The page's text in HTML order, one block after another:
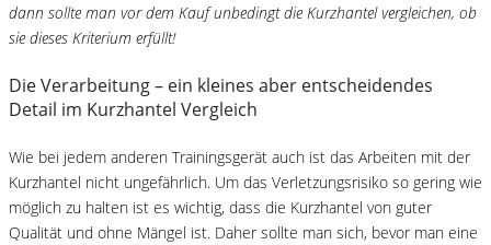
dann sollte man vor dem Kauf unbedingt die Kurzhantel vergleichen, ob
sie dieses Kriterium erfüllt!
Die Verarbeitung – ein kleines aber entscheidendes
Detail im Kurzhantel Vergleich
Wie bei jedem anderen Trainingsgerät auch ist das Arbeiten mit der
Kurzhantel nicht ungefährlich. Um das Verletzungsrisiko so gering wie
möglich zu halten ist es wichtig, dass die Kurzhantel von guter
Qualität und ohne Mängel ist. Daher sollte man sich, bevor man eine